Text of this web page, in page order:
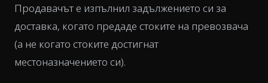
Продавачът е изпълнил задължението си за
доставка, когато предаде стоките на превозвача
(а не когато стоките достигнат
местоназначението си).